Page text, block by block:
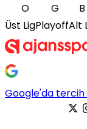
O G B
Üst LigPlayoffAlt
Google'da